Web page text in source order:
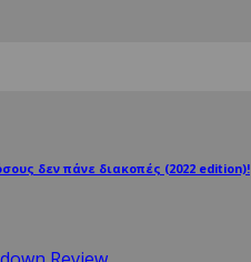
δεν πάνε διακοπές (2022 edition)!